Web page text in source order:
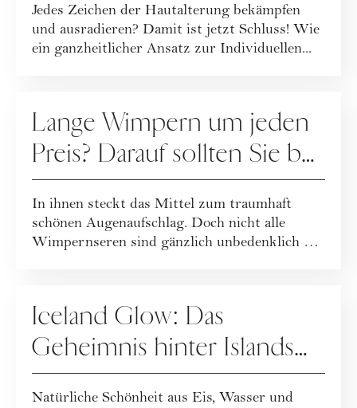
Jedes Zeichen der Hautalterung bekämpfen
und ausradieren? Damit ist jetzt Schluss! Wie
ein ganzheitlicher Ansatz zur Individuellen...
Lange Wimpern um jeden
Preis? Darauf sollten Sie bei
Wimpernseren achten
In ihnen steckt das Mittel zum traumhaft
schönen Augenaufschlag. Doch nicht alle
Wimpernseren sind gänzlich unbedenklich …
Iceland Glow: Das
Geheimnis hinter Islands
spannendster Beautymarke
Natürliche Schönheit aus Eis, Wasser und